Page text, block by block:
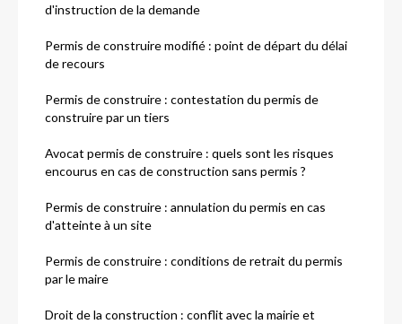
d'instruction de la demande
Permis de construire modifié : point de départ du délai
de recours
Permis de construire : contestation du permis de
construire par un tiers
Avocat permis de construire : quels sont les risques
encourus en cas de construction sans permis ?
Permis de construire : annulation du permis en cas
d'atteinte à un site
Permis de construire : conditions de retrait du permis
par le maire
Droit de la construction : conflit avec la mairie et